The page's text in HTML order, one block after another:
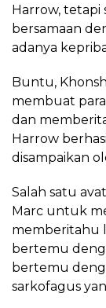
Harrow, tetapi
bersamaan
adanya
Buntu,
membuat
dan
Harrow
disampaikan
Salah satu
Marc untuk
memberitahu
bertemu
bertemu
sarkofagus